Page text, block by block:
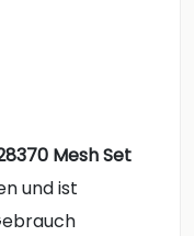
MeshSet
undist